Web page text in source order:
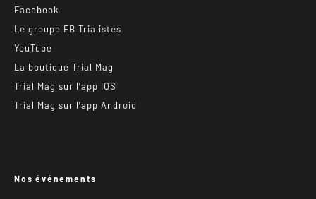
Facebook
Le groupe FB Trialistes
YouTube
La boutique Trial Mag
Trial Mag sur l’app IOS
Trial Mag sur l’app Android
Nos événements